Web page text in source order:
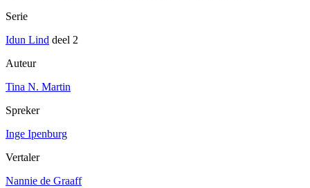
Serie
Idun Lind deel 2
Auteur
Tina N. Martin
Spreker
Inge Ipenburg
Vertaler
Nannie de Graaff